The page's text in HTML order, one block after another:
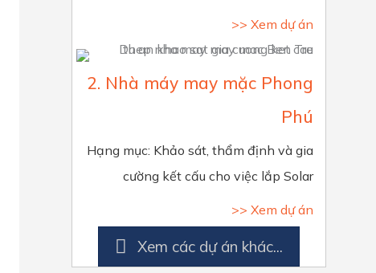
>> Xem dự án
2. Nhà máy may mặc Phong
Phú
Hạng mục: Khảo sát, thẩm định và gia
cường kết cấu cho việc lắp Solar
>> Xem dự án
Xem các dự án khác...